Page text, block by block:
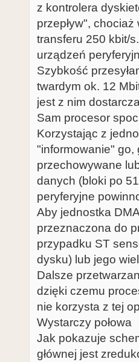
z kontrolera
przepływ",
transferu 250 kbit/
urządzeń
Szybkość
twardym ok. 12
jest z nim
Sam procesor
Korzystając z
"informowanie" go,
przechowywane
danych (bloki po
peryferyjne
Aby jednostka
przeznaczona do
przypadku ST
dysku) lub jego
Dalsze
dzięki czemu
nie korzysta z tej
Wystarczy połowa
Jak pokazuje
głównej jest